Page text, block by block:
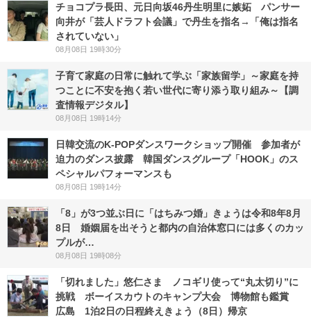
チョコプラ長田、元日向坂46丹生明里に嫉妬 パンサー
向井が「芸人ドラフト会議」で丹生を指名→「俺は指名
されていない」
08月08日 19時30分
子育て家庭の日常に触れて学ぶ「家族留学」～家庭を持
つことに不安を抱く若い世代に寄り添う取り組み～【調
査情報デジタル】
08月08日 19時14分
日韓交流のK-POPダンスワークショップ開催 参加者が
迫力のダンス披露 韓国ダンスグループ「HOOK」のス
ペシャルパフォーマンスも
08月08日 19時14分
「8」が3つ並ぶ日に「はちみつ婚」きょうは令和8年8月
8日 婚姻届を出そうと都内の自治体窓口には多くのカッ
プルが…
08月08日 19時08分
「切れました」悠仁さま ノコギリ使って“丸太切り”に
挑戦 ボーイスカウトのキャンプ大会 博物館も鑑賞
広島 1泊2日の日程終えきょう（8日）帰京